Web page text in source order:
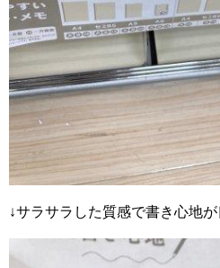
↓サラサラした質感で書き心地